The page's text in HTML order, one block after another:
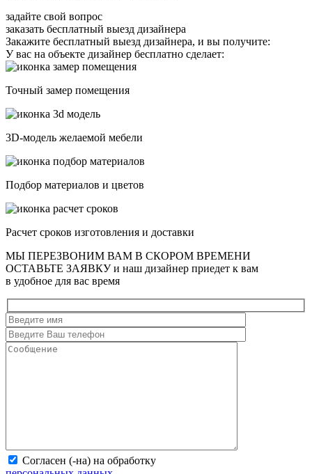
задайте свой вопрос
заказать бесплатный выезд дизайнера
Закажите бесплатный выезд дизайнера, и вы получите:
У вас на объекте дизайнер бесплатно сделает:
Точный замер помещения
3D-модель желаемой мебели
Подбор материалов и цветов
Расчет сроков изготовления и доставки
МЫ ПЕРЕЗВОНИМ ВАМ В СКОРОМ ВРЕМЕНИ
ОСТАВЬТЕ ЗАЯВКУи наш дизайнер приедет к вам
в удобное для вас время
Согласен (-на) на обработку